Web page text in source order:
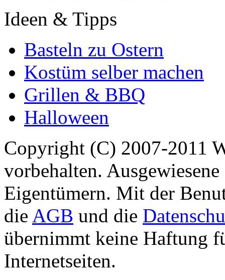
Ideen & Tipps
Basteln zu Ostern
Kostüm selber machen
Grillen & BBQ
Halloween
Copyright (C) 2007-2011
vorbehalten.
Eigentümern. Mit der
die AGB und die
übernimmt keine Haftung
Internetseiten.